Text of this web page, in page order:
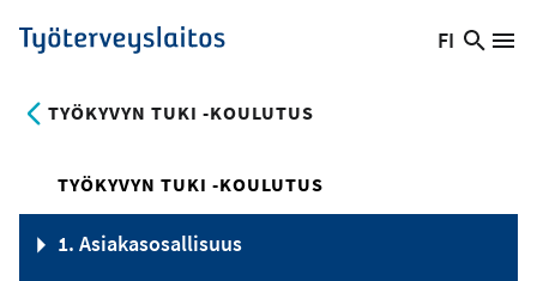
Hyppää
pääsisältöön
Työterveyslaitos
Vaihda
FI
Hae
TYÖKYVYN TUKI -KOULUTUS
TYÖKYVYN TUKI -KOULUTUS
1. Asiakasosallisuus